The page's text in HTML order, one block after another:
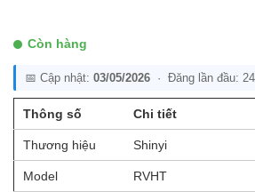
Còn hàng
📅 Cập nhật: 03/05/2026 · Đăng lần đầu:
Thông số Chi tiết
Thương hiệu Shinyi
Model RVHT